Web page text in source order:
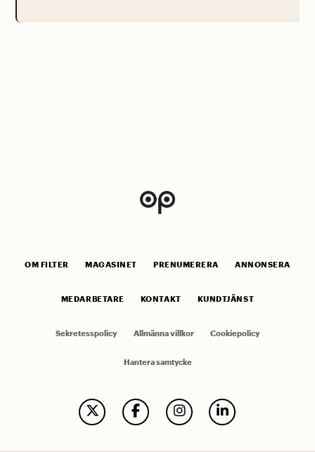
OM FILTER MAGASINET PRENUMERERA ANNONSERA
MEDARBETARE KONTAKT KUNDTJÄNST
Sekretesspolicy Allmänna villkor Cookiepolicy
Hantera samtycke